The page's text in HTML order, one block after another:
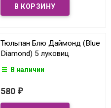
Тюльпан Блю Даймонд (Blue
Diamond) 5 луковиц
В наличии
580 ₽